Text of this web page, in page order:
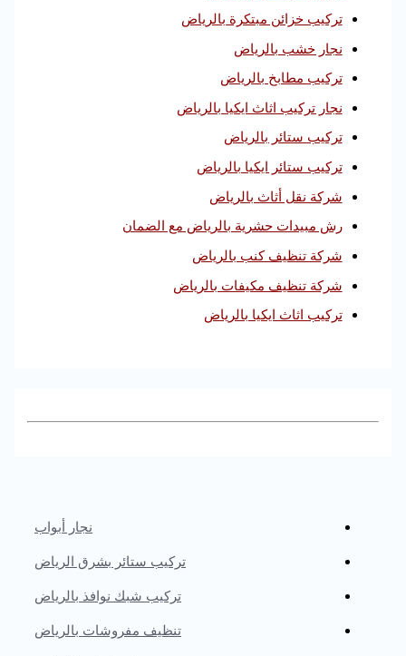
تركيب خزائن مبتكرة بالرياض
نجار خشب بالرياض
تركيب مطابخ بالرياض
نجار تركيب اثاث ايكيا بالرياض
تركيب ستائر بالرياض
تركيب ستائر ايكيا بالرياض
شركة نقل أثاث بالرياض
رش مبيدات حشرية بالرياض مع الضمان
شركة تنظيف كنب بالرياض
شركة تنظيف مكيفات بالرياض
تركيب اثاث ايكيا بالرياض
نجار أبواب
تركيب ستائر بشرق الرياض
تركيب شبك نوافذ بالرياض
تنظيف مفروشات بالرياض